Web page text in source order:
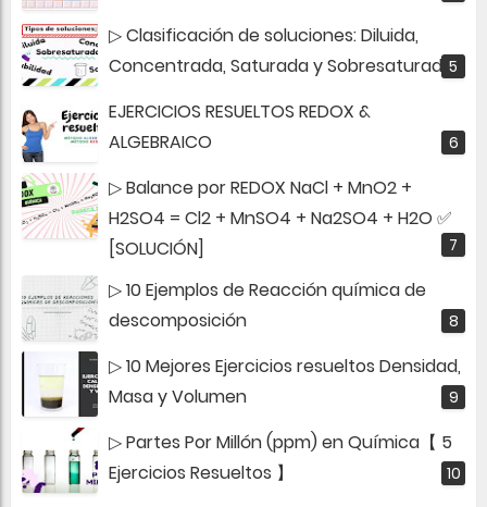
▷ Clasificación de soluciones: Diluida,
Concentrada, Saturada y Sobresaturada
EJERCICIOS RESUELTOS REDOX &
ALGEBRAICO
▷ Balance por REDOX NaCl + MnO2 +
H2SO4 = Cl2 + MnSO4 + Na2SO4 + H2O ✅
[SOLUCIÓN]
▷ 10 Ejemplos de Reacción química de
descomposición
▷ 10 Mejores Ejercicios resueltos Densidad,
Masa y Volumen
▷ Partes Por Millón (ppm) en Química【 5
Ejercicios Resueltos 】